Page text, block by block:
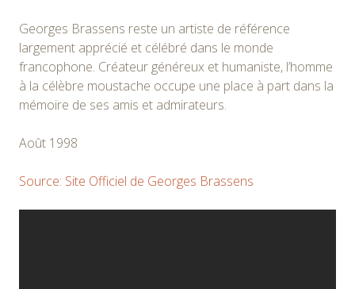
Georges Brassens reste un artiste de référence
largement apprécié et célébré dans le monde
francophone. Créateur généreux et humaniste, l’homme
à la célèbre moustache occupe une place à part dans la
mémoire de ses amis et admirateurs.
Août 1998
Source: Site Officiel de Georges Brassens